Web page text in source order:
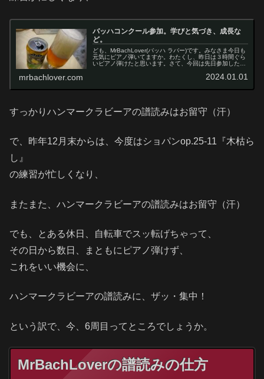
バッハコンクール参加。学びと気づき、成長な
ど。
ども、MrBachLover(バッハ ラバー)です。みなさま今日も
元気にピアノ弾いてますか。わたくし、昨日は３時間ぐら
いピアノ弾けたと思います。さて、今回は先日参加したバ
mrbachlover.com 2024.01.01
すっかりハンマークラビーアの譜読みはお留守（汗）
で、昨年12月末からは、今度はショパンop.25-11『木枯ら
し』
の練習が忙しくなり、
またまた、ハンマークラビーアの譜読みはお留守（汗）
でも、とある休日、自転車でスッ転げちゃって、
その日から数日、まともにピアノ弾けず、
これをいい機会に、
ハンマークラビーアの譜読みに、ザッ・集中！
という訳で、今、6周目ってところでしょうか。
MrBachLoverの譜読みの仕方